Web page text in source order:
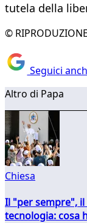
tutela della
©
Seguici
Altro di Papa
Chiesa
Il "per sempre",
tecnologia: cosa